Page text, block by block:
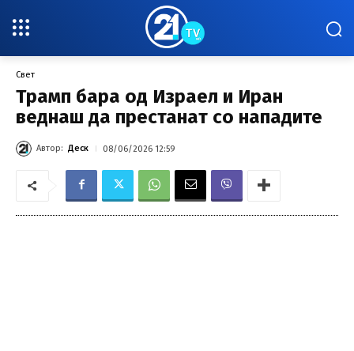
Свет
Трамп бара од Израел и Иран
веднаш да престанат со нападите
Автор: Деск 08/06/2026 12:59